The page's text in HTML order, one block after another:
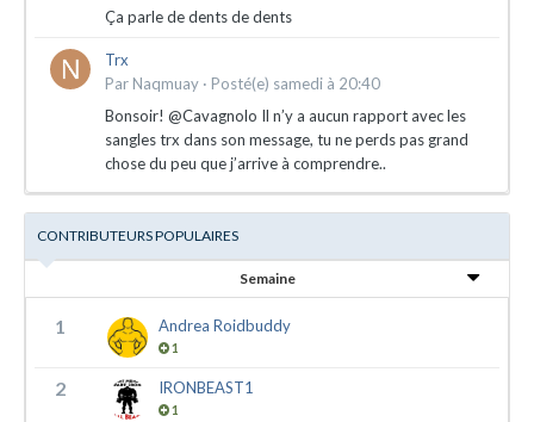
Ça parle de dents de dents
Trx
Par Naqmuay · Posté(e) samedi à 20:40
Bonsoir! @Cavagnolo Il n’y a aucun rapport avec les
sangles trx dans son message, tu ne perds pas grand
chose du peu que j’arrive à comprendre..
CONTRIBUTEURS POPULAIRES
Semaine
1 Andrea Roidbuddy
1
2 IRONBEAST1
1